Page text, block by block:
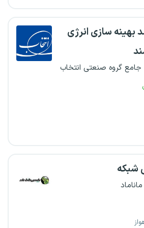
بهینه سازی انرژی
گروه صنعتی انتخاب
شبکه